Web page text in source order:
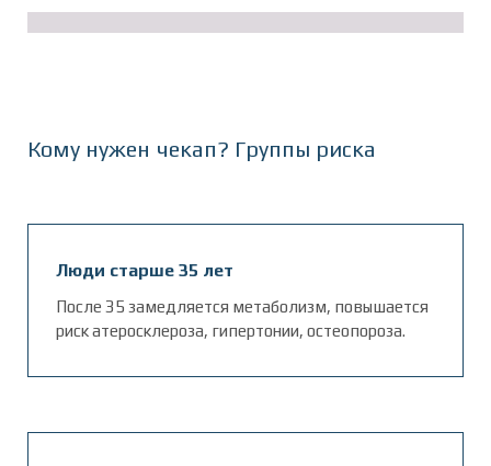
Кому нужен чекап? Группы риска
Люди старше 35 лет
После 35 замедляется метаболизм, повышается
риск атеросклероза, гипертонии, остеопороза.